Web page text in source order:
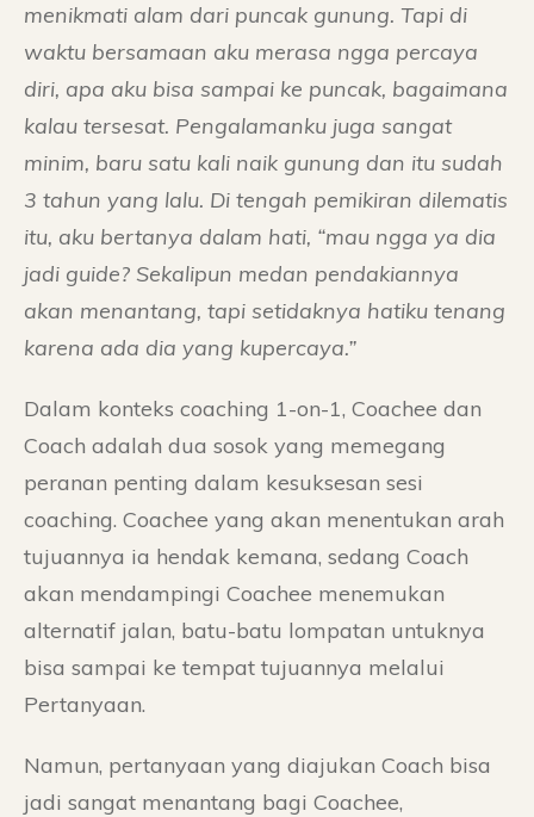
menikmati alam dari puncak gunung. Tapi di
waktu bersamaan aku merasa ngga percaya
diri, apa aku bisa sampai ke puncak, bagaimana
kalau tersesat. Pengalamanku juga sangat
minim, baru satu kali naik gunung dan itu sudah
3 tahun yang lalu. Di tengah pemikiran dilematis
itu, aku bertanya dalam hati, “mau ngga ya dia
jadi guide? Sekalipun medan pendakiannya
akan menantang, tapi setidaknya hatiku tenang
karena ada dia yang kupercaya.”
Dalam konteks coaching 1-on-1, Coachee dan
Coach adalah dua sosok yang memegang
peranan penting dalam kesuksesan sesi
coaching. Coachee yang akan menentukan arah
tujuannya ia hendak kemana, sedang Coach
akan mendampingi Coachee menemukan
alternatif jalan, batu-batu lompatan untuknya
bisa sampai ke tempat tujuannya melalui
Pertanyaan.
Namun, pertanyaan yang diajukan Coach bisa
jadi sangat menantang bagi Coachee,